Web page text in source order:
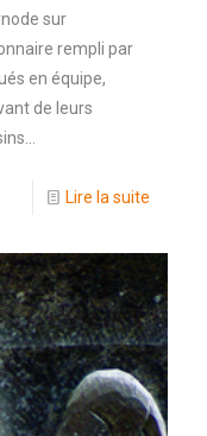
sur
rempli par
en équipe,
de leurs
Lire la suite